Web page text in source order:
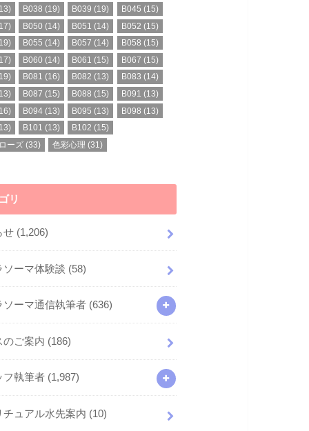
B038 (19) B039 (19) B045 (15)
B050 (14) B051 (14) B052 (15)
B055 (14) B057 (14) B058 (15)
B060 (14) B061 (15) B067 (15)
B081 (16) B082 (13) B083 (14)
B087 (15) B088 (15) B091 (13)
B094 (13) B095 (13) B098 (13)
B101 (13) B102 (15)
ーズ (33) 色彩心理 (31)
リ
せ (1,206)
ソーマ体験談 (58)
ソーマ通信執筆者 (636)
のご案内 (186)
フ執筆者 (1,987)
チュアル水先案内 (10)